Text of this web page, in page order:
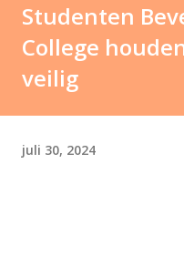
Studenten
College
veilig
juli 30, 2024